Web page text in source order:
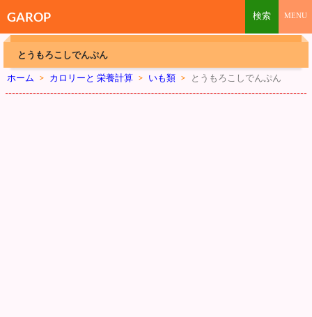
GAROP
とうもろこしでんぷん
ホーム > カロリーと 栄養計算 > いも類 > とうもろこしでんぷん